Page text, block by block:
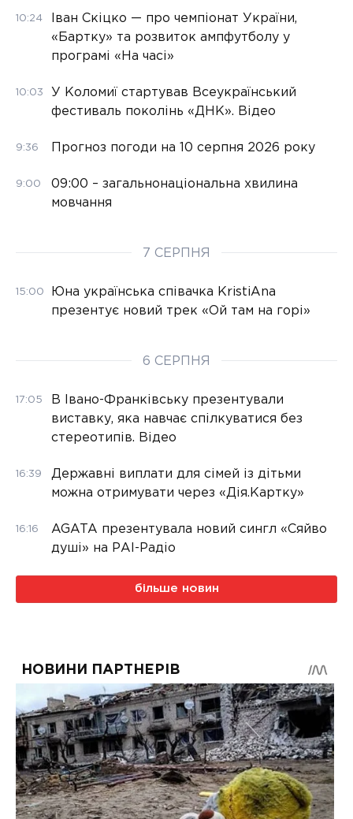
10:24
Іван Скіцко — про чемпіонат України,
«Бартку» та розвиток ампфутболу у
програмі «На часі»
10:03
У Коломиї стартував Всеукраїнський
фестиваль поколінь «ДНК». Відео
9:36 Прогноз погоди на 10 серпня 2026 року
9:00
09:00 – загальнонаціональна хвилина
мовчання
7 СЕРПНЯ
15:00
Юна українська співачка KristiAna
презентує новий трек «Ой там на горі»
6 СЕРПНЯ
17:05
В Івано-Франківську презентували
виставку, яка навчає спілкуватися без
стереотипів. Відео
16:39
Державні виплати для сімей із дітьми
можна отримувати через «Дія.Картку»
16:16
AGATA презентувала новий сингл «Сяйво
душі» на РАІ-Радіо
більше новин